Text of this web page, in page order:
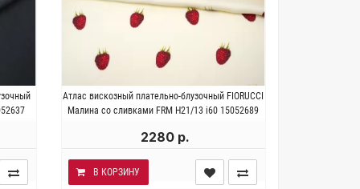
40%
Атлас вискозный плательно-блузочный FIORUCCI
Малина со сливками FRM H21/13 i60 15052689
Италия . Состав 100% вискоза.
Плотность ~ 140 гр/м2. Ширина 142
2280 р.
В КОРЗИНУ